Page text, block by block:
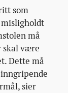
som
misligholdt
må
skal være
Dette må
sier